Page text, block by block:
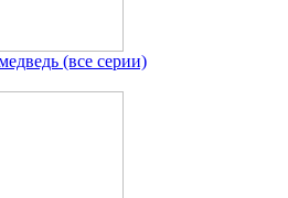
(все серии)